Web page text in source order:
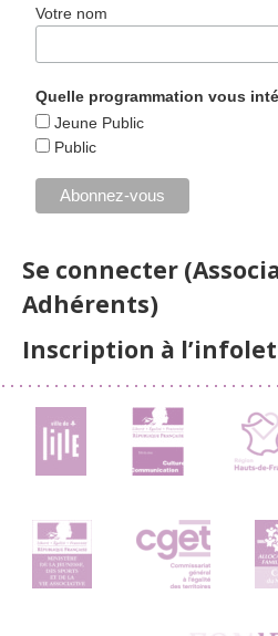
Votre nom
Quelle programmation vous
Jeune Public
Public
Se connecter
Adhérents)
Inscription à